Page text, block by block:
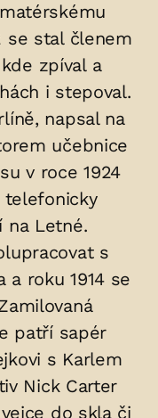
se stal členem
zpíval a
i stepoval.
napsal na
učebnice
v roce 1924
na Letné.
s
roku 1914 se
patří sapér
s Karlem
Nick Carter
do skla či